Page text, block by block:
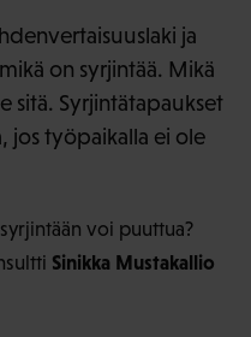
ja
on syrjintää. Mikä
sitä. Syrjintätapaukset
jos työpaikalla ei ole
voi puuttua?
Sinikka Mustakallio